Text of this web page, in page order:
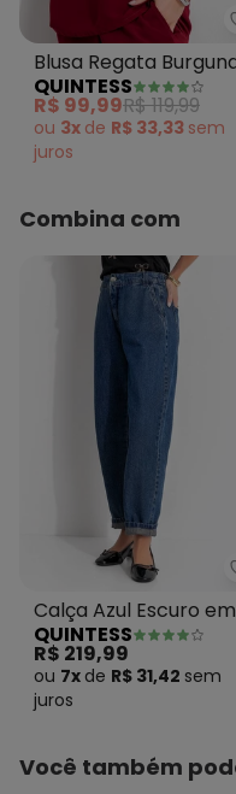
Blusa Regata
em Tecido Crepe
QUINTESS
R$ 99,99R$ 119,99
ou 3x de R$ 33,33 sem
juros
Combina com
Calça Azul Escuro em
Jeans de Algodão
QUINTESS
R$ 219,99
ou 7x de R$ 31,42 sem
juros
Você também